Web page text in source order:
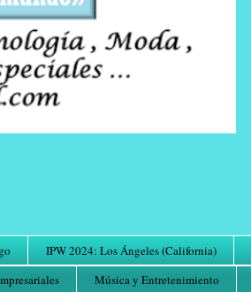
IPW 2024: Los Ángeles (California)
Música y Entretenimiento